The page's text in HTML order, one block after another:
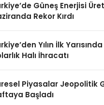
Güneş Enerjisi
Rekor Kırdı
Yılın İlk
Halı İhracatı
Piyasalar Jeopolitik
Başladı